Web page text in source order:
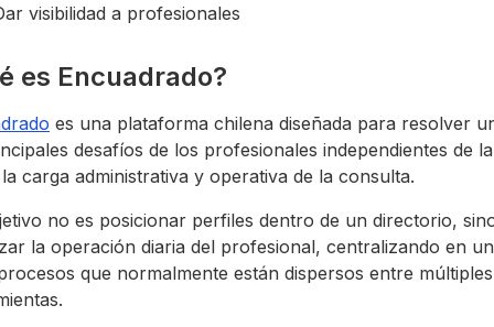
visibilidad a profesionales
es Encuadrado?
es una plataforma chilena diseñada para resolver
desafíos de los profesionales independientes de la
carga administrativa y operativa de la consulta.
no es posicionar perfiles dentro de un directorio,
la operación diaria del profesional, centralizando en
que normalmente están dispersos entre múltiples